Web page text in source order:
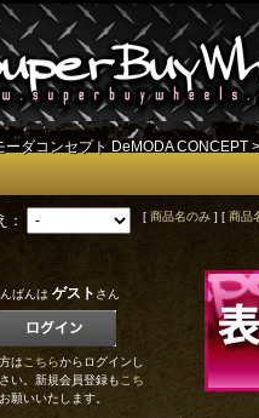
ーダコンセプト DeMODA CONCEPT >
： [ 商品名のみ ] [ 商品
ばんは ゲスト さん
はこちらからログインし
い。新規会員登録もこち
願いいたします。